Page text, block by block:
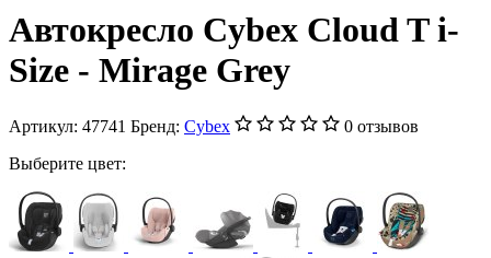
Автокресло Cybex Cloud T i-
Size - Mirage Grey
Артикул: 47741 Бренд: Cybex
0 отзывов
Выберите цвет: